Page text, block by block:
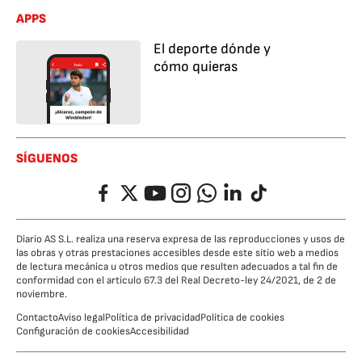
APPS
El deporte dónde y
cómo quieras
SÍGUENOS
FacebookTwitterYouTubeInstagramWhatsappLinkedIn
TikTok
Diario AS S.L. realiza una reserva expresa de las reproducciones y usos de
las obras y otras prestaciones accesibles desde este sitio web a medios
de lectura mecánica u otros medios que resulten adecuados a tal fin de
conformidad con el artículo 67.3 del Real Decreto-ley 24/2021, de 2 de
noviembre.
ContactoAviso legalPolítica de privacidadPolítica de cookies
Configuración de cookiesAccesibilidad